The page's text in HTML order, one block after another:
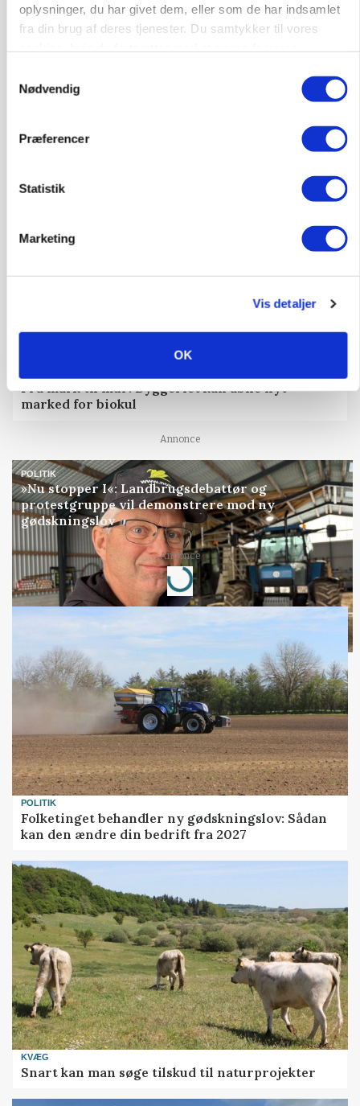
oplysninger, du har givet dem, eller som de har indsamlet
fra din brug af deres tjenester. Du samtykker til vores
Nødvendig
Præferencer
Statistik
Marketing
Vis detaljer
OK
Fra mark til mur: Byggeriet kan åbne nyt
marked for biokul
Annonce
POLITIK
»Nu stopper I«: Landbrugsdebattør og
protestgruppe vil demonstrere mod ny
gødskningslov
Annonce
Loading...
POLITIK
Folketinget behandler ny gødskningslov: Sådan
kan den ændre din bedrift fra 2027
KVÆG
Snart kan man søge tilskud til naturprojekter